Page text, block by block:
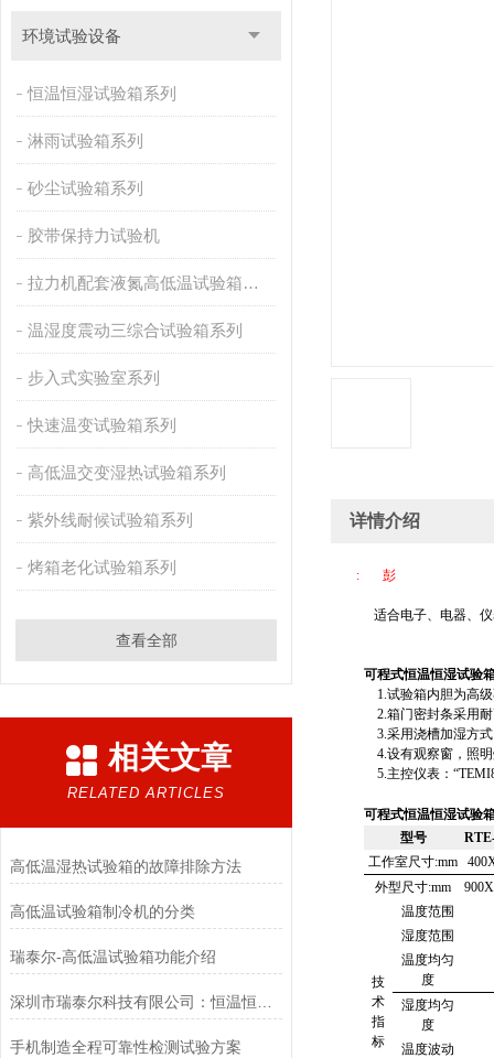
环境试验设备
恒温恒湿试验箱系列
淋雨试验箱系列
砂尘试验箱系列
胶带保持力试验机
拉力机配套液氮高低温试验箱系列
温湿度震动三综合试验箱系列
步入式实验室系列
快速温变试验箱系列
高低温交变湿热试验箱系列
紫外线耐候试验箱系列
烤箱老化试验箱系列
查看全部
相关文章
RELATED ARTICLES
高低温湿热试验箱的故障排除方法
高低温试验箱制冷机的分类
瑞泰尔-高低温试验箱功能介绍
手机制造全程可靠性检测试验方案
详情介绍
: 彭
适合电子、电器、
可程式恒温恒湿试验
1.试验箱内胆为高
2.箱门密封条采用
3.采用浇槽加湿方
4.设有观察窗，照
5.主控仪表：“
可程式恒温恒湿试验
型号
工作室尺寸:mm
外型尺寸:mm
技
术
指
标
温度范围
湿度范围
温度均匀
度
湿度均匀
度
温度波动